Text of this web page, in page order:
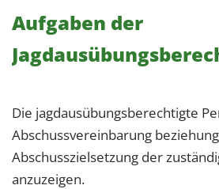
Aufgaben der
Die jagdausübungsberechtigte
Abschussvereinbarung
Abschusszielsetzung der
anzuzeigen.